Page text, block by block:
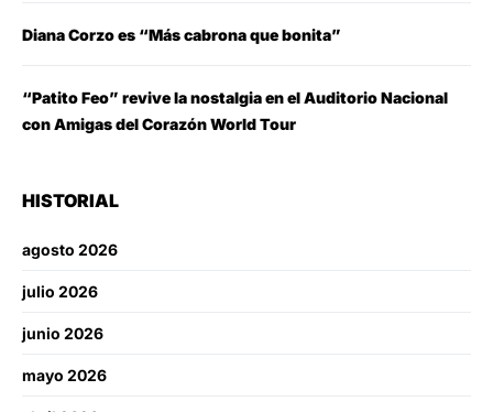
Diana Corzo es “Más cabrona que bonita”
“Patito Feo” revive la nostalgia en el Auditorio Nacional
con Amigas del Corazón World Tour
HISTORIAL
agosto 2026
julio 2026
junio 2026
mayo 2026